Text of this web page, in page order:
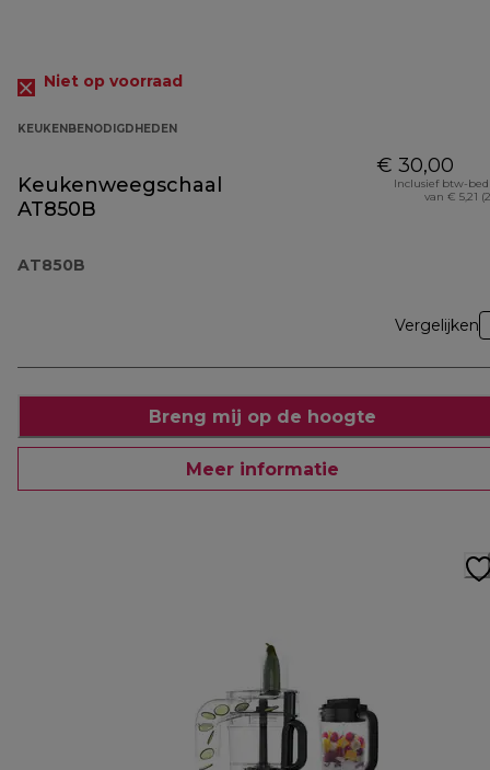
Niet op voorraad
KEUKENBENODIGDHEDEN
Keukenweegschaal
AT850B
AT850B
€ 30,00
Inclusief btw-
van € 5,21
Vergelijken
Breng mij op de hoogte
Meer informatie